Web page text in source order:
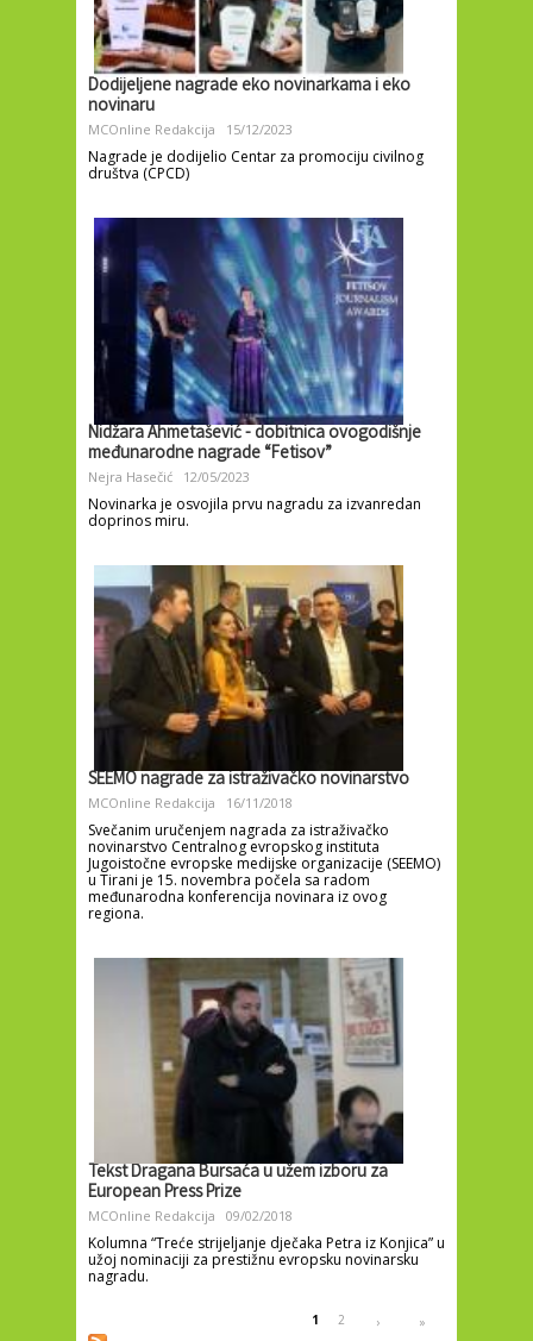
Dodijeljene nagrade eko novinarkama i eko
novinaru
MCOnline Redakcija 15/12/2023
Nagrade je dodijelio Centar za promociju civilnog
društva (CPCD)
Nidžara Ahmetašević - dobitnica ovogodišnje
međunarodne nagrade “Fetisov”
Nejra Hasečić 12/05/2023
Novinarka je osvojila prvu nagradu za izvanredan
doprinos miru.
SEEMO nagrade za istraživačko novinarstvo
MCOnline Redakcija 16/11/2018
Svečanim uručenjem nagrada za istraživačko
novinarstvo Centralnog evropskog instituta
Jugoistočne evropske medijske organizacije (SEEMO)
u Tirani je 15. novembra počela sa radom
međunarodna konferencija novinara iz ovog
regiona.
Tekst Dragana Bursaća u užem izboru za
European Press Prize
MCOnline Redakcija 09/02/2018
Kolumna “Treće strijeljanje dječaka Petra iz Konjica” u
užoj nominaciji za prestižnu evropsku novinarsku
nagradu.
Pages 1 2 › »